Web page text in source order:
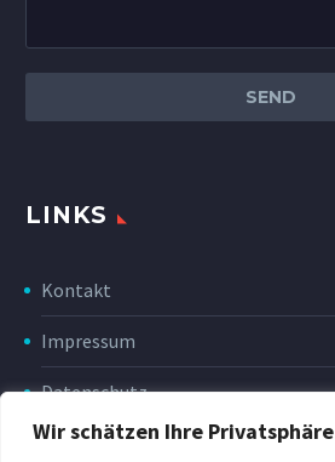
Wir schätzen Ihre Privatsphäre
LINKS
Kontakt
Impressum
Datenschutz
Disclaimer